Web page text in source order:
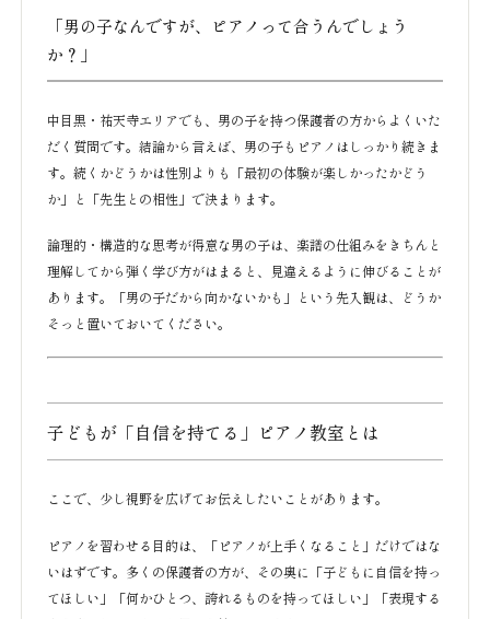
「男の子なんですが、ピアノって合うんでしょう
か？」
中目黒・祐天寺エリアでも、男の子を持つ保護者の方からよくいた
だく質問です。結論から言えば、男の子もピアノはしっかり続きま
す。続くかどうかは性別よりも「最初の体験が楽しかったかどう
か」と「先生との相性」で決まります。
論理的・構造的な思考が得意な男の子は、楽譜の仕組みをきちんと
理解してから弾く学び方がはまると、見違えるように伸びることが
あります。「男の子だから向かないかも」という先入観は、どうか
そっと置いておいてください。
子どもが「自信を持てる」ピアノ教室とは
ここで、少し視野を広げてお伝えしたいことがあります。
ピアノを習わせる目的は、「ピアノが上手くなること」だけではな
いはずです。多くの保護者の方が、その奥に「子どもに自信を持っ
てほしい」「何かひとつ、誇れるものを持ってほしい」「表現する